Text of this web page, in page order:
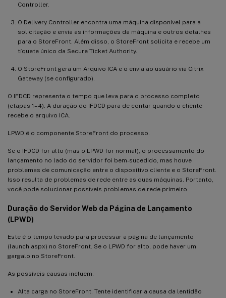
Controller.
O Delivery Controller encontra uma máquina disponível para a
solicitação e envia as informações da máquina e outros detalhes
para o StoreFront. Além disso, o StoreFront solicita e recebe um
tíquete único da Secure Ticket Authority.
O StoreFront gera um Arquivo ICA e o envia ao usuário via Citrix
Gateway (se configurado).
O IFDCD representa o tempo que leva para o processo completo
(etapas 1–4). A duração do IFDCD para de contar quando o cliente
recebe o arquivo ICA.
LPWD é o componente StoreFront do processo.
Se o IFDCD for alto (mas o LPWD for normal), o processamento do
lançamento no lado do servidor foi bem-sucedido, mas houve
problemas de comunicação entre o dispositivo cliente e o StoreFront.
Isso resulta de problemas de rede entre as duas máquinas. Portanto,
você pode solucionar possíveis problemas de rede primeiro.
Duração do Servidor Web da Página de Lançamento
(LPWD)
Este é o tempo levado para processar a página de lançamento
(launch.aspx) no StoreFront. Se o LPWD for alto, pode haver um
gargalo no StoreFront.
As possíveis causas incluem:
Alta carga no StoreFront. Tente identificar a causa da lentidão